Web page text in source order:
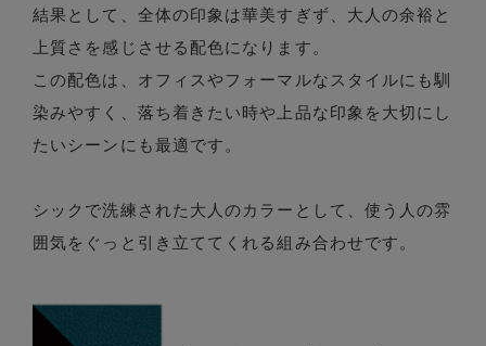
結果として、全体の印象は華美すぎず、大人の余裕と
上質さを感じさせる配色になります。
この配色は、オフィスやフォーマルなスタイルにも馴
染みやすく、落ち着きたい時や上品な印象を大切にし
たいシーンにも最適です。
シックで洗練された大人のカラーとして、使う人の雰
囲気をぐっと引き立ててくれる組み合わせです。